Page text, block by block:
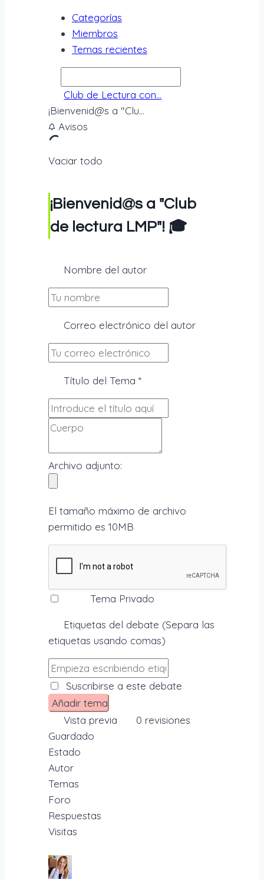
Categorías
Miembros
Temas recientes
Club de Lectura con...
¡Bienvenid@s a "Clu...
Avisos
Vaciar todo
¡Bienvenid@s a "Club
de lectura LMP"! 🎓
Nombre del autor
Correo electrónico del autor
Título del Tema*
Archivo adjunto:
El tamaño máximo de archivo
permitido es 10MB
Tema Privado
Etiquetas del debate (Separa las
etiquetas usando comas)
Suscribirse a este debate
Vista previa 0 revisiones
Guardado
Estado
Autor
Temas
Foro
Respuestas
Visitas